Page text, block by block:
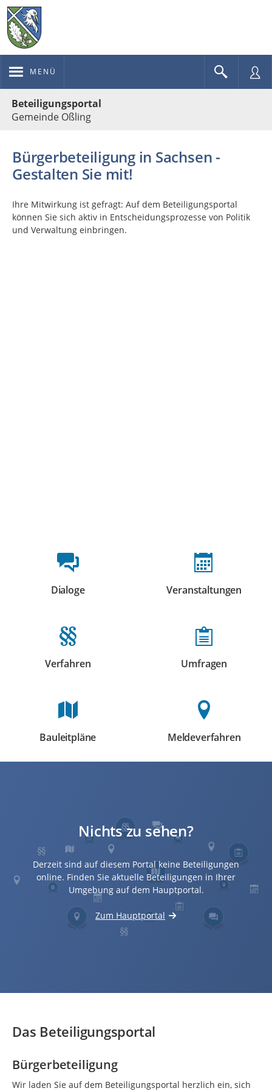
MENÜ
Beteiligungsportal
Gemeinde Oßling
Bürgerbeteiligung in Sachsen -
Gestalten Sie mit!
Ihre Mitwirkung ist gefragt: Auf dem Beteiligungsportal
können Sie sich aktiv in Entscheidungsprozesse von Politik
und Verwaltung einbringen.
Beteiligungsformate
Dialoge Veranstaltungen
Verfahren Umfragen
Bauleitpläne Meldeverfahren
Nichts zu sehen?
Derzeit sind auf diesem Portal keine Beteiligungen
online. Finden Sie aktuelle Beteiligungen in Ihrer
Umgebung auf dem Hauptportal.
Zum Hauptportal
Das Beteiligungsportal
Bürgerbeteiligung
Wir laden Sie auf dem Beteiligungsportal herzlich ein, sich